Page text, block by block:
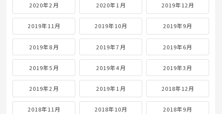
2020年2月 2020年1月 2019年12月
2019年11月 2019年10月 2019年9月
2019年8月 2019年7月 2019年6月
2019年5月 2019年4月 2019年3月
2019年2月 2019年1月 2018年12月
2018年11月 2018年10月 2018年9月